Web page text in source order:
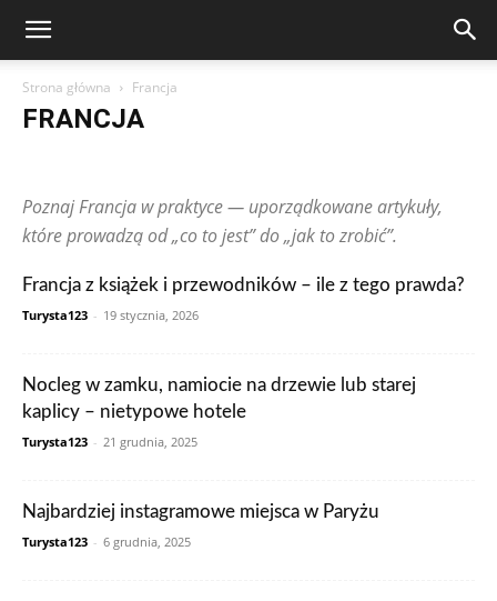
Strona główna Francja
FRANCJA
Francja
Grecja Gwatemala Hiszpania Holandia
Hongkong
Indie
Indonezja Irlandia Japonia Kanada
Kolumbia
Korea Południowa
Maroko
Niemcy
Norwegia Nowa Zelandia Polska
Portugalia
Rosja
RPA Rumunia Singapur
Stany Zjednoczone
Szwajcaria
Szwecja Tajlandia
Poznaj Francja w praktyce — uporządkowane artykuły,
które prowadzą od „co to jest” do „jak to zrobić”.
Francja z książek i przewodników – ile z tego prawda?
Turysta123 - 19 stycznia, 2026
Nocleg w zamku, namiocie na drzewie lub starej
kaplicy – nietypowe hotele
Turysta123 - 21 grudnia, 2025
Najbardziej instagramowe miejsca w Paryżu
Turysta123 - 6 grudnia, 2025